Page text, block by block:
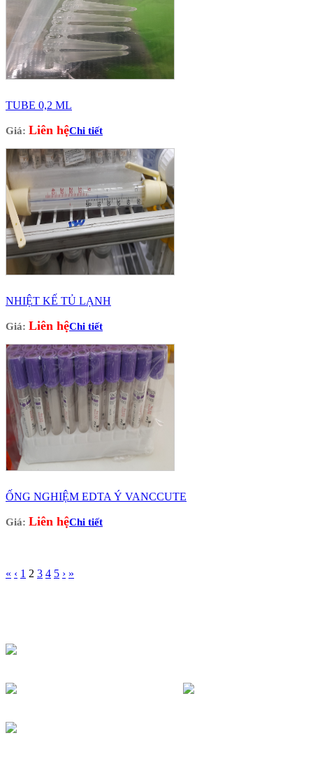
TUBE 0,2 ML
Giá: Liên hệChi tiết
NHIỆT KẾ TỦ LẠNH
Giá: Liên hệChi tiết
ỐNG NGHIỆM EDTA Ý VANCCUTE
Giá: Liên hệChi tiết
« ‹ 1 2 3 4 5 › »